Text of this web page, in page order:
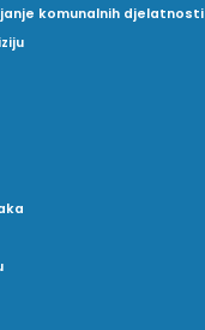
komunalnih djelatnosti